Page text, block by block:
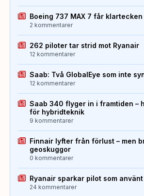
Boeing 737 MAX 7 får klartecken
2 kommentarer
262 piloter tar strid mot Ryanair
12 kommentarer
Saab: Två GlobalEye som inte
12 kommentarer
Saab 340 flyger in i framtiden –
för hybridteknik
9 kommentarer
Finnair lyfter från förlust – men
geoskuggor
0 kommentarer
Ryanair sparkar pilot som
24 kommentarer